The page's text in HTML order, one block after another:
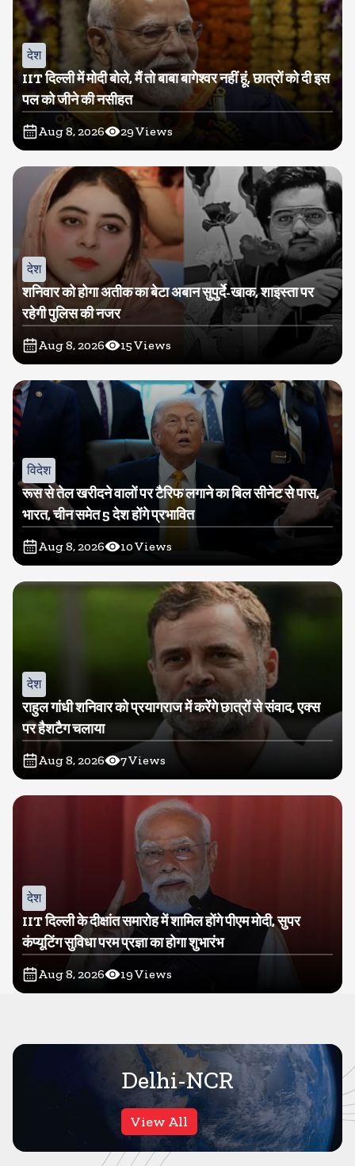
देश
IIT दिल्ली में मोदी बोले, मैं तो बाबा बागेश्वर नहीं हूं, छात्रों को दी इस
पल को जीने की नसीहत
Aug 8, 2026 29Views
देश
शनिवार को होगा अतीक का बेटा अबान सुपुर्दे-खाक, शाइस्ता पर
रहेगी पुलिस की नजर
Aug 8, 2026 15Views
विदेश
रूस से तेल खरीदने वालों पर टैरिफ लगाने का बिल सीनेट से पास,
भारत, चीन समेत 5 देश होंगे प्रभावित
Aug 8, 2026 10Views
देश
राहुल गांधी शनिवार को प्रयागराज में करेंगे छात्रों से संवाद, एक्स
पर हैशटैग चलाया
Aug 8, 2026 7Views
देश
IIT दिल्ली के दीक्षांत समारोह में शामिल होंगे पीएम मोदी, सुपर
कंप्यूटिंग सुविधा परम प्रज्ञा का होगा शुभारंभ
Aug 8, 2026 19Views
Delhi-NCR
View All